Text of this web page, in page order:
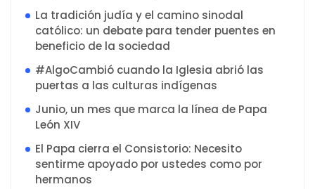
La tradición judía y el camino sinodal
católico: un debate para tender puentes en
beneficio de la sociedad
#AlgoCambió cuando la Iglesia abrió las
puertas a las culturas indígenas
Junio, un mes que marca la línea de Papa
León XIV
El Papa cierra el Consistorio: Necesito
sentirme apoyado por ustedes como por
hermanos